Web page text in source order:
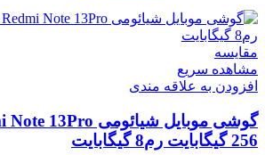
مقایسه
مشاهده سریع
افزودن به علاقه مندی
256 گیگابایت رم8 گیگابایت